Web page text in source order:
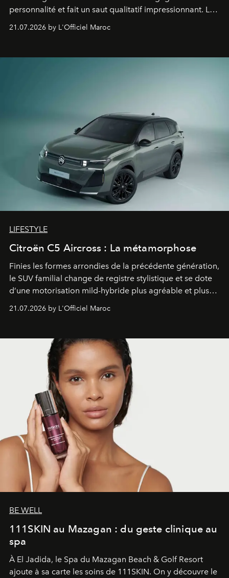
personnalité et fait un saut qualitatif impressionnant. Le
fétiche pour le rendre plus premium. Et le pari semble
21.07.2026 by L'Officiel Maroc
LIFESTYLE
Citroën C5 Aircross : La métamorphose
Finies les formes arrondies de la précédente génération,
le SUV familial change de registre stylistique et se dote
d’une motorisation mild-hybride plus agréable et plus
gagné en maturité.
21.07.2026 by L'Officiel Maroc
BE WELL
111SKIN au Mazagan : du geste clinique au
spa
À El Jadida, le Spa du Mazagan Beach & Golf Resort
ajoute à sa carte les soins de 111SKIN. On y découvre le